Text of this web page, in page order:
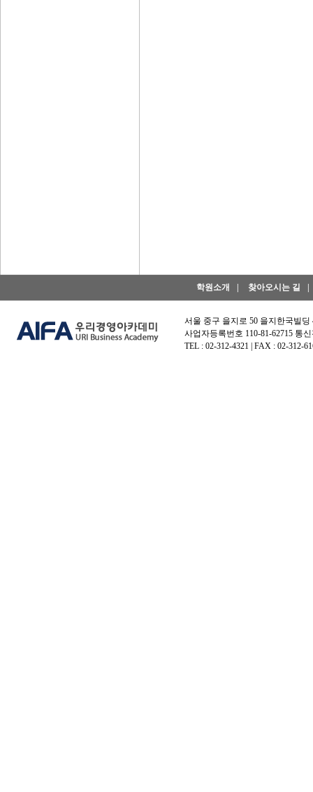
학원소개 찾아오시는 길
서울 중구 을지로 50 을지한국빌
사업자등록번호 110-81-62715 통
TEL : 02-312-4321 | FAX : 02-312-